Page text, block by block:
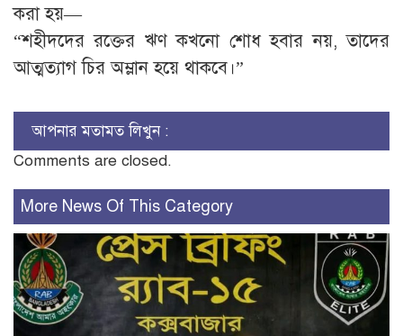
করা হয়—
“শহীদদের রক্তের ঋণ কখনো শোধ হবার নয়, তাদের
আত্মত্যাগ চির অম্লান হয়ে থাকবে।”
আপনার মতামত লিখুন :
Comments are closed.
More News Of This Category